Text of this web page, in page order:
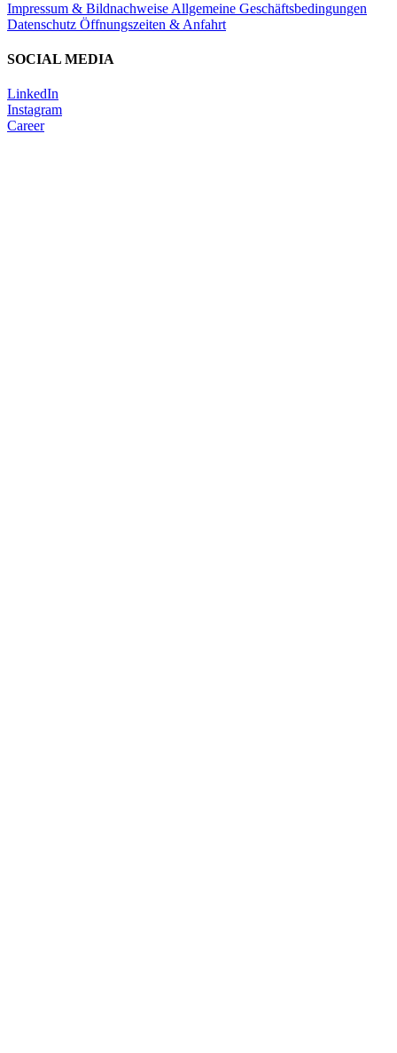
Impressum & Bildnachweise Allgemeine Geschäftsbedingungen
Datenschutz Öffnungszeiten & Anfahrt
SOCIAL MEDIA
LinkedIn
Instagram
Career